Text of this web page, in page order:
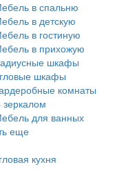
в спальню
в детскую
в гостиную
в прихожую
шкафы
шкафы
комнаты
зеркалом
для ванных
еще
кухня